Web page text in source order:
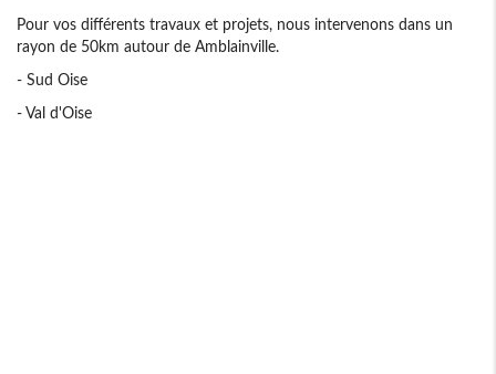
Pour vos différents travaux et projets, nous intervenons dans un
rayon de 50km autour de Amblainville.
- Sud Oise
- Val d'Oise